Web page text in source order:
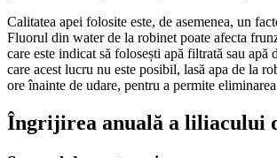
Calitatea apei folosite este, de asemenea, un
Fluorul din water de la robinet poate afecta
care este indicat să folosești apă filtrată sau apă
care acest lucru nu este posibil, lasă apa de la
ore înainte de udare, pentru a permite
Îngrijirea anuală a liliacului